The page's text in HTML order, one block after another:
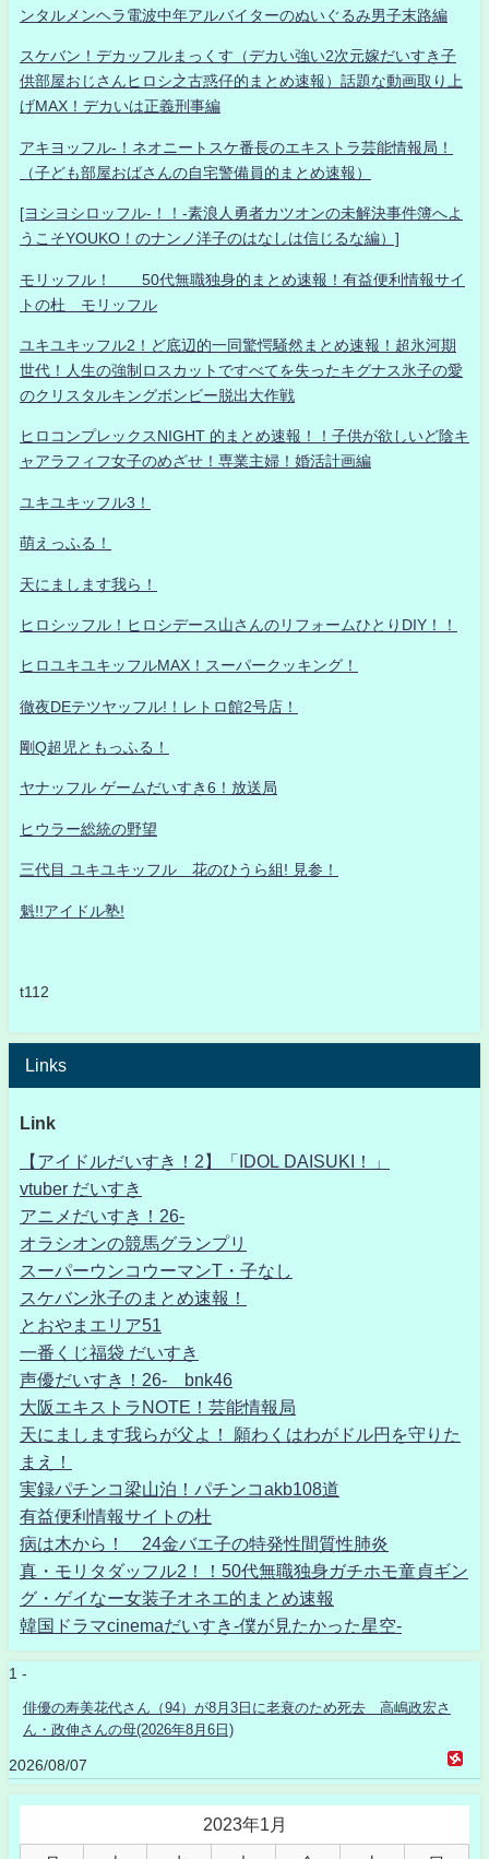
ンタルメンヘラ電波中年アルバイターのぬいぐるみ男子末路編
スケバン！デカッフルまっくす（デカい強い2次元嫁だいすき子
供部屋おじさんヒロシ之古惑仔的まとめ速報）話題な動画取り上
げMAX！デカいは正義刑事編
アキヨッフル-！ネオニートスケ番長のエキストラ芸能情報局！
（子ども部屋おばさんの自宅警備員的まとめ速報）
[ヨシヨシロッフル-！！-素浪人勇者カツオンの未解決事件簿へよ
うこそYOUKO！のナンノ洋子のはなしは信じるな編）]
モリッフル！ 50代無職独身的まとめ速報！有益便利情報サイ
トの杜 モリッフル
ユキユキッフル2！ど底辺的一同驚愕騒然まとめ速報！超氷河期
世代！人生の強制ロスカットですべてを失ったキグナス氷子の愛
のクリスタルキングボンビー脱出大作戦
ヒロコンプレックスNIGHT 的まとめ速報！！子供が欲しいど陰キ
ャアラフィフ女子のめざせ！専業主婦！婚活計画編
ユキユキッフル3！
萌えっふる！
天にまします我ら！
ヒロシッフル！ヒロシデース山さんのリフォームひとりDIY！！
ヒロユキユキッフルMAX！スーパークッキング！
徹夜DEテツヤッフル!！レトロ館2号店！
剛Q超児ともっふる！
ヤナッフル ゲームだいすき6！放送局
ヒウラー総統の野望
三代目 ユキユキッフル 花のひうら組! 見参！
魁!!アイドル塾!
t112
Links
Link
【アイドルだいすき！2】「IDOL DAISUKI！」
vtuber だいすき
アニメだいすき！26-
オラシオンの競馬グランプリ
スーパーウンコウーマンT・子なし
スケバン氷子のまとめ速報！
とおやまエリア51
一番くじ福袋 だいすき
声優だいすき！26- bnk46
大阪エキストラNOTE！芸能情報局
天にまします我らが父よ！ 願わくはわがドル円を守りた
まえ！
実録パチンコ梁山泊！パチンコakb108道
有益便利情報サイトの杜
病は木から！ 24金バエ子の特発性間質性肺炎
真・モリタダッフル2！！50代無職独身ガチホモ童貞ギン
グ・ゲイなー女装子オネエ的まとめ速報
韓国ドラマcinemaだいすき-僕が見たかった星空-
1 -
俳優の寿美花代さん（94）が8月3日に老衰のため死去 高嶋政宏さ
ん・政伸さんの母(2026年8月6日)
2026/08/07
2023年1月